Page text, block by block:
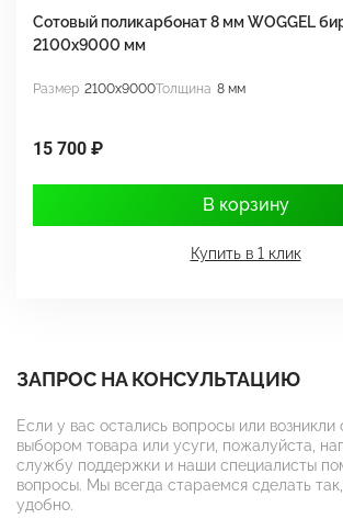
Сотовый поликарбонат 8 мм WOGGEL
2100х9000 мм
Размер 2100x9000Толщина 8 мм
15 700 ₽
В корзину
Купить в 1 клик
ЗАПРОС НА КОНСУЛЬТАЦИЮ
Если у вас остались вопросы или возникли
выбором товара или усуги, пожалуйста,
службу поддержки и наши специалисты
вопросы. Мы всегда стараемся сделать
удобно.